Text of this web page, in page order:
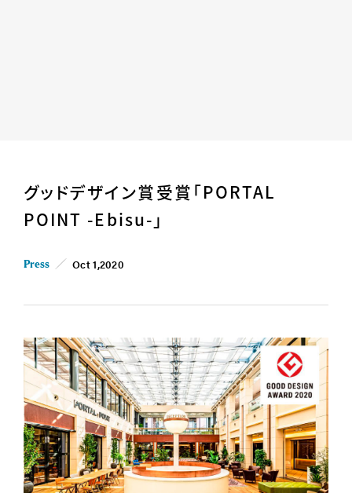
グッドデザイン賞受賞「PORTAL
POINT -Ebisu-」
Press Oct 1,2020
Business
For Owner
Works
Cases
Company
SDGs
IR
Contact